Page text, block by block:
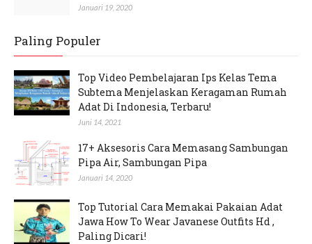
Januari 19, 2020
Paling Populer
Top Video Pembelajaran Ips Kelas Tema
Subtema Menjelaskan Keragaman Rumah
Adat Di Indonesia, Terbaru!
Juni 14, 2021
17+ Aksesoris Cara Memasang Sambungan
Pipa Air, Sambungan Pipa
Januari 14, 2020
Top Tutorial Cara Memakai Pakaian Adat
Jawa How To Wear Javanese Outfits Hd ,
Paling Dicari!